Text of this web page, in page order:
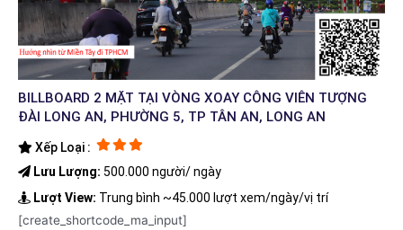
BILLBOARD 2 MẶT TẠI VÒNG XOAY CÔNG VIÊN TƯỢNG
ĐÀI LONG AN, PHƯỜNG 5, TP TÂN AN, LONG AN
Xếp Loại :
Lưu Lượng: 500.000 người/ ngày
Lượt View: Trung bình ~45.000 lượt xem/ngày/vị trí
[create_shortcode_ma_input]